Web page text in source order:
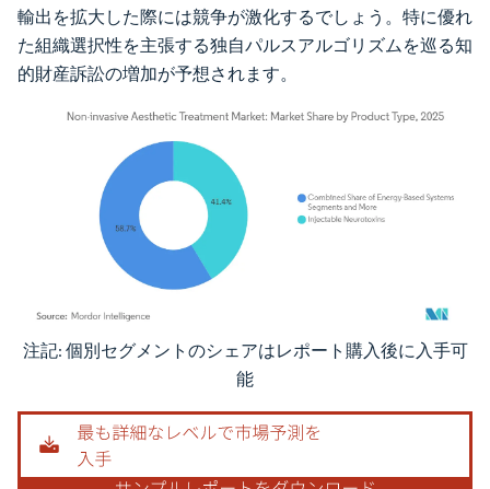
輸出を拡大した際には競争が激化するでしょう。特に優れ
た組織選択性を主張する独自パルスアルゴリズムを巡る知
的財産訴訟の増加が予想されます。
画像 © Mordor Intelligence。再利用にはCC BY 4.0の表示が必要です。
注記: 個別セグメントのシェアはレポート購入後に入手可
能